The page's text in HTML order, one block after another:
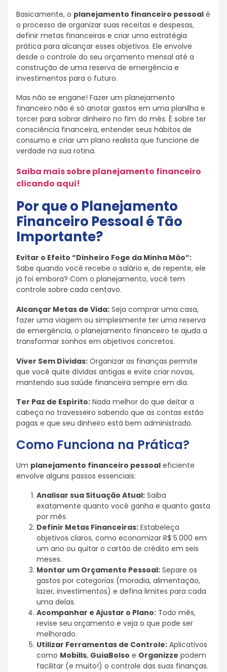
Basicamente, o planejamento financeiro pessoal é
o processo de organizar suas receitas e despesas,
definir metas financeiras e criar uma estratégia
prática para alcançar esses objetivos. Ele envolve
desde o controle do seu orçamento mensal até a
construção de uma reserva de emergência e
investimentos para o futuro.
Mas não se engane! Fazer um planejamento
financeiro não é só anotar gastos em uma planilha e
torcer para sobrar dinheiro no fim do mês. É sobre ter
consciência financeira, entender seus hábitos de
consumo e criar um plano realista que funcione de
verdade na sua rotina.
Saiba mais sobre planejamento financeiro
clicando aqui!
Por que o Planejamento
Financeiro Pessoal é Tão
Importante?
Evitar o Efeito “Dinheiro Foge da Minha Mão”:
Sabe quando você recebe o salário e, de repente, ele
já foi embora? Com o planejamento, você tem
controle sobre cada centavo.
Alcançar Metas de Vida: Seja comprar uma casa,
fazer uma viagem ou simplesmente ter uma reserva
de emergência, o planejamento financeiro te ajuda a
transformar sonhos em objetivos concretos.
Viver Sem Dívidas: Organizar as finanças permite
que você quite dívidas antigas e evite criar novas,
mantendo sua saúde financeira sempre em dia.
Ter Paz de Espírito: Nada melhor do que deitar a
cabeça no travesseiro sabendo que as contas estão
pagas e que seu dinheiro está bem administrado.
Como Funciona na Prática?
Um planejamento financeiro pessoal eficiente
envolve alguns passos essenciais:
Analisar sua Situação Atual: Saiba
exatamente quanto você ganha e quanto gasta
por mês.
Definir Metas Financeiras: Estabeleça
objetivos claros, como economizar R$ 5.000 em
um ano ou quitar o cartão de crédito em seis
meses.
Montar um Orçamento Pessoal: Separe os
gastos por categorias (moradia, alimentação,
lazer, investimentos) e defina limites para cada
uma delas.
Acompanhar e Ajustar o Plano: Todo mês,
revise seu orçamento e veja o que pode ser
melhorado.
Utilizar Ferramentas de Controle: Aplicativos
como Mobills, GuiaBolso e Organizze podem
facilitar (e muito!) o controle das suas finanças.